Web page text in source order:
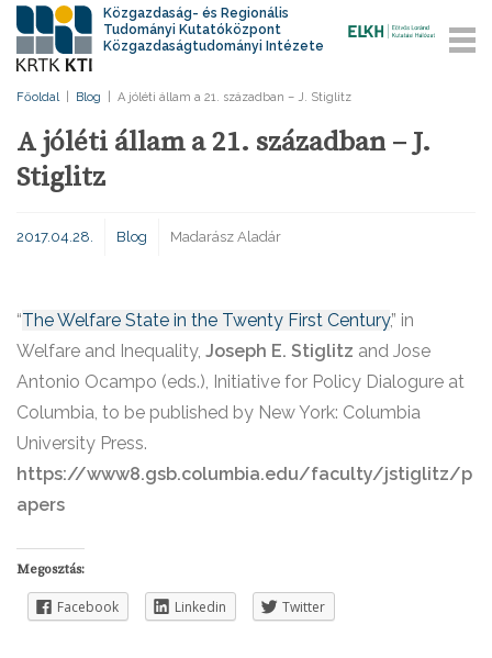
Közgazdaság- és Regionális
Tudományi Kutatóközpont
Közgazdaságtudományi Intézete
Főoldal Blog A jóléti állam a 21. században – J. Stiglitz
A jóléti állam a 21. században – J.
Stiglitz
2017.04.28. Blog Madarász Aladár
“The Welfare State in the Twenty First Century,” in
Welfare and Inequality, Joseph E. Stiglitz and Jose
Antonio Ocampo (eds.), Initiative for Policy Dialogure at
Columbia, to be published by New York: Columbia
University Press.
https://www8.gsb.columbia.edu/faculty/jstiglitz/p
apers
Megosztás:
Facebook Linkedin Twitter